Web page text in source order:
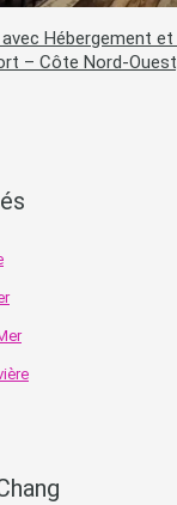
Hébergement
– Côte Nord-